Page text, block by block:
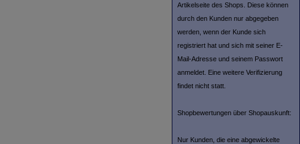
Artikelseite des Shops. Diese können
durch den Kunden nur abgegeben
werden, wenn der Kunde sich
registriert hat und sich mit seiner E-
Mail-Adresse und seinem Passwort
anmeldet. Eine weitere Verifizierung
findet nicht statt.
Shopbewertungen über Shopauskunft:
Nur Kunden, die eine abgewickelte